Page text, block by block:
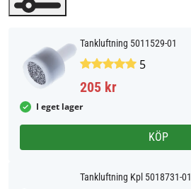
Tankluftning 5011529-01
5
205 kr
I eget lager
KÖP
Tankluftning Kpl 5018731-01